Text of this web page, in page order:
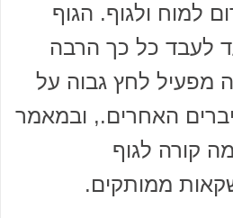
למוח ולגוף. הגוף
לעבד כל כך הרבה
מפעיל לחץ גבוה על
האחרים., ובמאמר
קורה לגוף
ממותקים.